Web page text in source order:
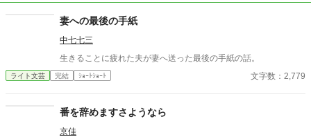
妻への最後の手紙
中七七三
生きることに疲れた夫が妻へ送った最後の手紙の話。
ライト文芸 完結 ｼｮｰﾄｼｮｰﾄ 文字数：2,779
番を辞めますさようなら
京佳